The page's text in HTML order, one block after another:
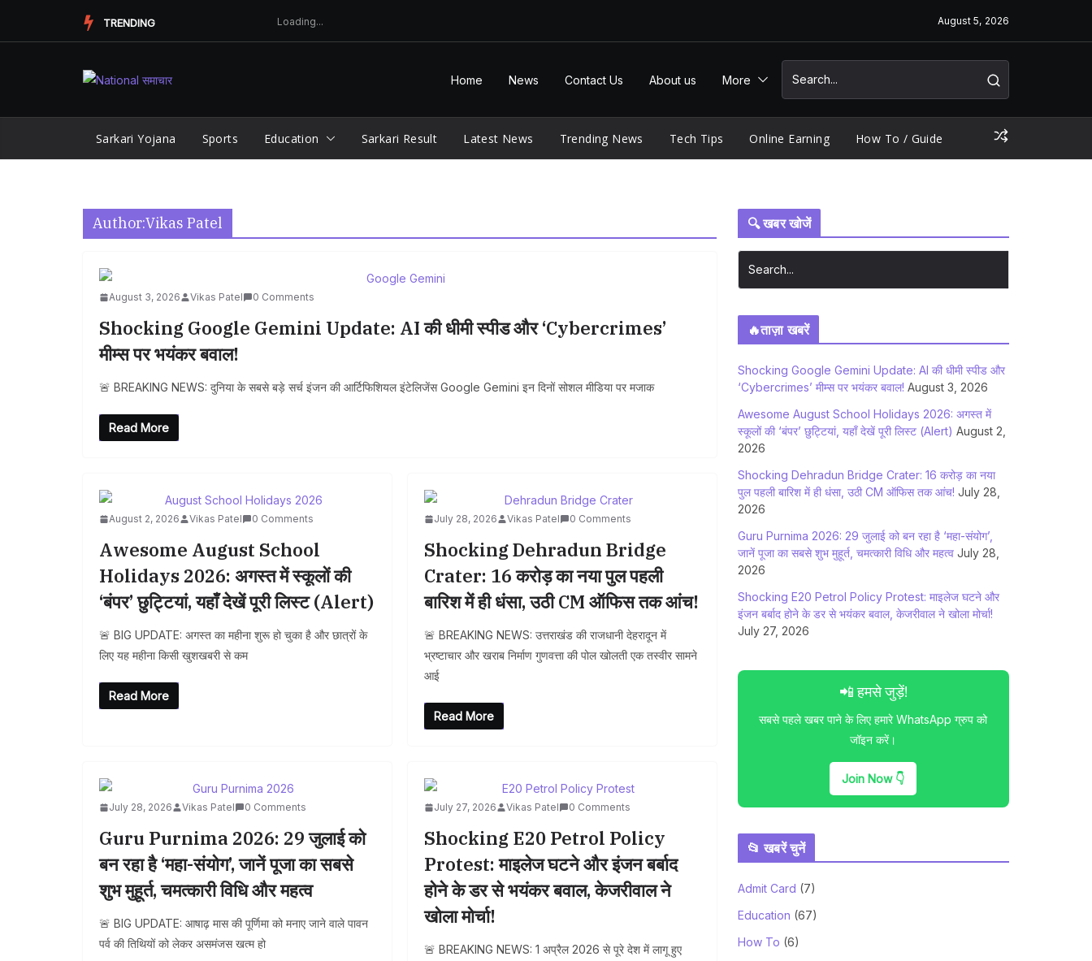
TRENDING August 5, 2026
Home News Contact Us About us More
Sarkari Yojana Sports Education Sarkari Result Latest News Trending News Tech Tips Online Earning How To / Guide
Author:Vikas Patel
August 3, 2026 Vikas Patel 0 Comments
Shocking Google Gemini Update: AI की धीमी स्पीड और ‘Cybercrimes’
मीम्स पर भयंकर बवाल!
🚨 BREAKING NEWS: दुनिया के सबसे बड़े सर्च इंजन की आर्टिफिशियल इंटेलिजेंस Google Gemini इन दिनों सोशल मीडिया पर मजाक
Read More
August 2, 2026 Vikas Patel 0 Comments
Awesome August School
Holidays 2026: अगस्त में स्कूलों की
‘बंपर’ छुट्टियां, यहाँ देखें पूरी लिस्ट (Alert)
🚨 BIG UPDATE: अगस्त का महीना शुरू हो चुका है और छात्रों के
लिए यह महीना किसी खुशखबरी से कम
Read More
July 28, 2026 Vikas Patel 0 Comments
Shocking Dehradun Bridge
Crater: 16 करोड़ का नया पुल पहली
बारिश में ही धंसा, उठी CM ऑफिस तक आंच!
🚨 BREAKING NEWS: उत्तराखंड की राजधानी देहरादून में
भ्रष्टाचार और खराब निर्माण गुणवत्ता की पोल खोलती एक तस्वीर सामने
आई
Read More
July 28, 2026 Vikas Patel 0 Comments
Guru Purnima 2026: 29 जुलाई को
बन रहा है ‘महा-संयोग’, जानें पूजा का सबसे
शुभ मुहूर्त, चमत्कारी विधि और महत्व
🚨 BIG UPDATE: आषाढ़ मास की पूर्णिमा को मनाए जाने वाले पावन
पर्व की तिथियों को लेकर असमंजस खत्म हो
July 27, 2026 Vikas Patel 0 Comments
Shocking E20 Petrol Policy
Protest: माइलेज घटने और इंजन बर्बाद
होने के डर से भयंकर बवाल, केजरीवाल ने
खोला मोर्चा!
🚨 BREAKING NEWS: 1 अप्रैल 2026 से पूरे देश में लागू हुए
🔍 खबर खोजें
🔥ताज़ा खबरें
Shocking Google Gemini Update: AI की धीमी स्पीड और
‘Cybercrimes’ मीम्स पर भयंकर बवाल! August 3, 2026
Awesome August School Holidays 2026: अगस्त में
स्कूलों की ‘बंपर’ छुट्टियां, यहाँ देखें पूरी लिस्ट (Alert) August 2,
2026
Shocking Dehradun Bridge Crater: 16 करोड़ का नया
पुल पहली बारिश में ही धंसा, उठी CM ऑफिस तक आंच! July 28,
2026
Guru Purnima 2026: 29 जुलाई को बन रहा है ‘महा-संयोग’,
जानें पूजा का सबसे शुभ मुहूर्त, चमत्कारी विधि और महत्व July 28,
2026
Shocking E20 Petrol Policy Protest: माइलेज घटने और
इंजन बर्बाद होने के डर से भयंकर बवाल, केजरीवाल ने खोला मोर्चा!
July 27, 2026
📲 हमसे जुड़ें!
सबसे पहले खबर पाने के लिए हमारे WhatsApp ग्रुप को
जॉइन करें।
Join Now 👇
📂 खबरें चुनें
Admit Card (7)
Education (67)
How To (6)